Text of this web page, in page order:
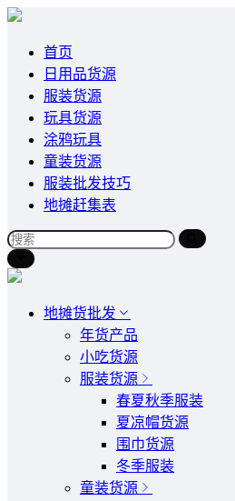
首页
日用品货源
服装货源
玩具货源
涂鸦玩具
童装货源
服装批发技巧
地摊赶集表
地摊货批发
年货产品
小吃货源
服装货源
春夏秋季服装
夏凉帽货源
围巾货源
冬季服装
童装货源